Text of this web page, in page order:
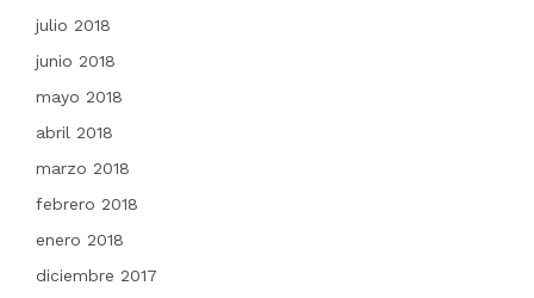
julio 2018
junio 2018
mayo 2018
abril 2018
marzo 2018
febrero 2018
enero 2018
diciembre 2017